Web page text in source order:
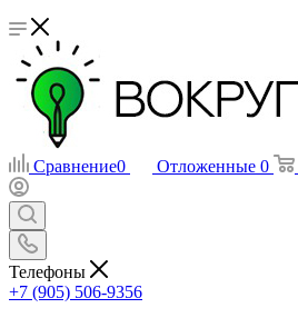
Сравнение0 Отложенные 0
Телефоны
+7 (905) 506-9356